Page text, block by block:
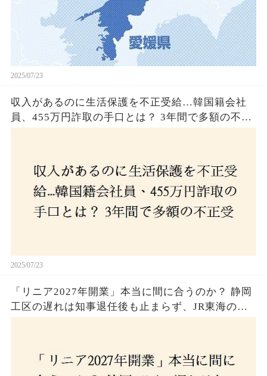
2025/07/23
収入があるのに生活保護を不正受給…韓国籍会社
員、455万円詐取の手口とは？ 3年間で多額の不正
2025/07/23
「リニア2027年開業」本当に間に合うのか？ 静岡
工区の遅れは知事退任後も止まらず、JR東海のず